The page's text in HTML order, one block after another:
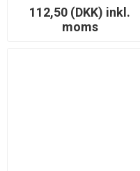
112,50 (DKK) inkl.
moms